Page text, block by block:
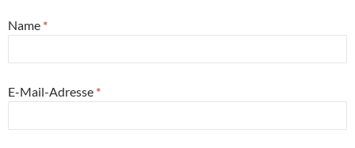
Name *
E-Mail-Adresse *